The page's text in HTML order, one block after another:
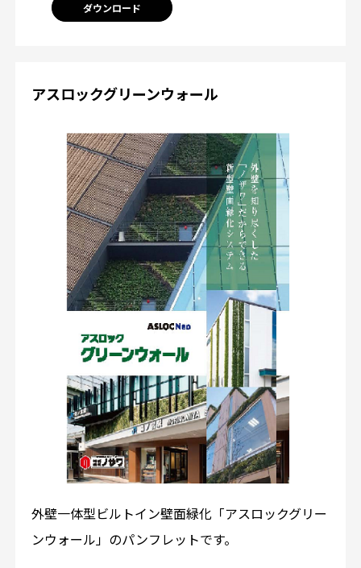
ダウンロード
アスロックグリーンウォール
外壁一体型ビルトイン壁面緑化「アスロックグリー
ンウォール」のパンフレットです。